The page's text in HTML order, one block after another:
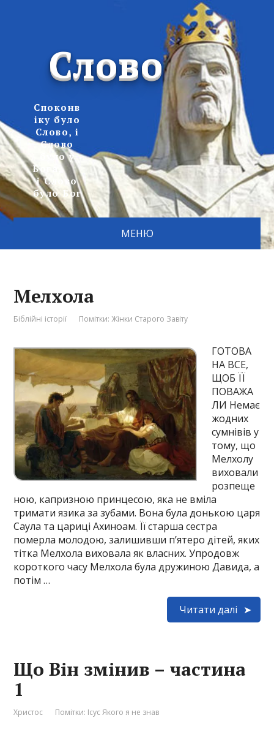
Слово
Споконв
іку було
Слово, і
Слово
було у
Бога,
і Слово
було Бог
МЕНЮ
Мелхола
Біблійні історії Помітки:Жінки Старого Завіту
ГОТОВА
НА ВСЕ,
ЩОБ ЇЇ
ПОВАЖА
ЛИ Немає
жодних
сумнівів у
тому, що
Мелхолу
виховали
розпеще
ною, капризною принцесою, яка не вміла
тримати язика за зубами. Вона була донькою царя
Саула та цариці Ахиноам. Її старша сестра
померла молодою, залишивши п’ятеро дітей, яких
тітка Мелхола виховала як власних. Упродовж
короткого часу Мелхола була дружиною Давида, а
потім …
Читати далі
Що Він змінив – частина
1
Христос Помітки: Ісус Якого я не знав